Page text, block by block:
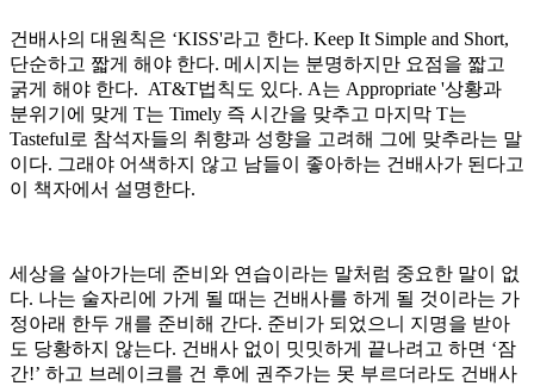
건배사의 대원칙은 ‘KISS'라고 한다. Keep It Simple and Short,
단순하고 짧게 해야 한다. 메시지는 분명하지만 요점을 짧고
굵게 해야 한다. AT&T법칙도 있다. A는 Appropriate '상황과
분위기에 맞게 T는 Timely 즉 시간을 맞추고 마지막 T는
Tasteful로 참석자들의 취향과 성향을 고려해 그에 맞추라는 말
이다. 그래야 어색하지 않고 남들이 좋아하는 건배사가 된다고
이 책자에서 설명한다.
세상을 살아가는데 준비와 연습이라는 말처럼 중요한 말이 없
다. 나는 술자리에 가게 될 때는 건배사를 하게 될 것이라는 가
정아래 한두 개를 준비해 간다. 준비가 되었으니 지명을 받아
도 당황하지 않는다. 건배사 없이 밋밋하게 끝나려고 하면 ‘잠
간!’ 하고 브레이크를 건 후에 권주가는 못 부르더라도 건배사